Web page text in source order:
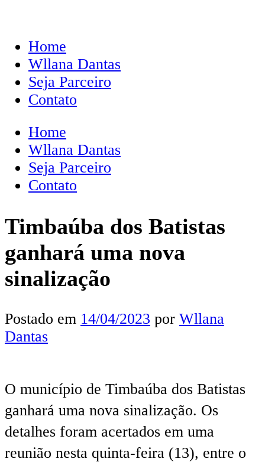
Home
Wllana Dantas
Seja Parceiro
Contato
Home
Wllana Dantas
Seja Parceiro
Contato
Timbaúba dos Batistas
ganhará uma nova
sinalização
Postado em 14/04/2023 por Wllana
Dantas
O município de Timbaúba dos Batistas
ganhará uma nova sinalização. Os
detalhes foram acertados em uma
reunião nesta quinta-feira (13), entre o